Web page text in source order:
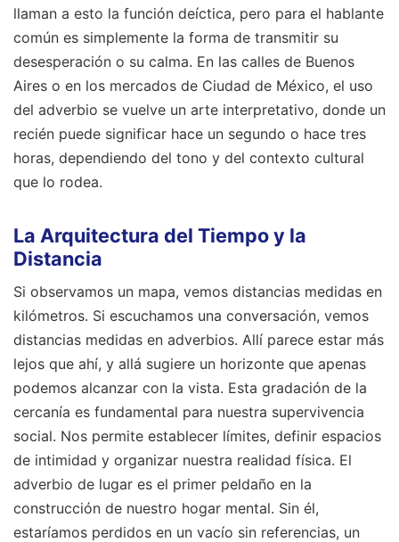
llaman a esto la función deíctica, pero para el hablante
común es simplemente la forma de transmitir su
desesperación o su calma. En las calles de Buenos
Aires o en los mercados de Ciudad de México, el uso
del adverbio se vuelve un arte interpretativo, donde un
recién puede significar hace un segundo o hace tres
horas, dependiendo del tono y del contexto cultural
que lo rodea.
La Arquitectura del Tiempo y la
Distancia
Si observamos un mapa, vemos distancias medidas en
kilómetros. Si escuchamos una conversación, vemos
distancias medidas en adverbios. Allí parece estar más
lejos que ahí, y allá sugiere un horizonte que apenas
podemos alcanzar con la vista. Esta gradación de la
cercanía es fundamental para nuestra supervivencia
social. Nos permite establecer límites, definir espacios
de intimidad y organizar nuestra realidad física. El
adverbio de lugar es el primer peldaño en la
construcción de nuestro hogar mental. Sin él,
estaríamos perdidos en un vacío sin referencias, un